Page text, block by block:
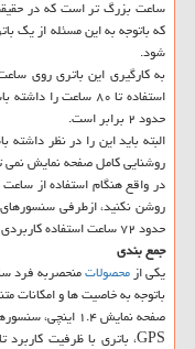
شود.
حدود ۲ برابر است.
روشنایی کامل صفحه نمایش نمی توان تا ۸۰ ساعت انتظار شارژدهی
روشن نکنید، ازطرفی
حدود ۷۲ ساعت استفاده کاربردی از باتری را مشاهده کرد.
جمع بندی
یکی ازمحصولات
باتوجه به خاصیت ها و امکانات
صفحه نمایش ۱.۴